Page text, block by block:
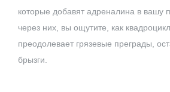
которые добавят адреналина в вашу
через них, вы ощутите, как
преодолевает грязевые преграды,
брызги.